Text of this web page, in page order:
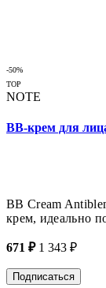
-50%
TOP
NOTE
BB-крем для
ВВ Cream
крем, идеально
671 ₽ 1 343 ₽
Подписаться